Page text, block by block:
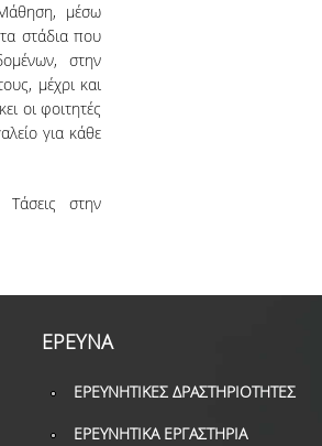
μέσω
στάδια που
στην
μέχρι και
οι φοιτητές
για κάθε
στην
ΕΡΕΥΝΑ
ΕΡΕΥΝΗΤΙΚΕΣ ΔΡΑΣΤΗΡΙΟΤΗΤΕΣ
ΕΡΕΥΝΗΤΙΚΑ ΕΡΓΑΣΤΗΡΙΑ